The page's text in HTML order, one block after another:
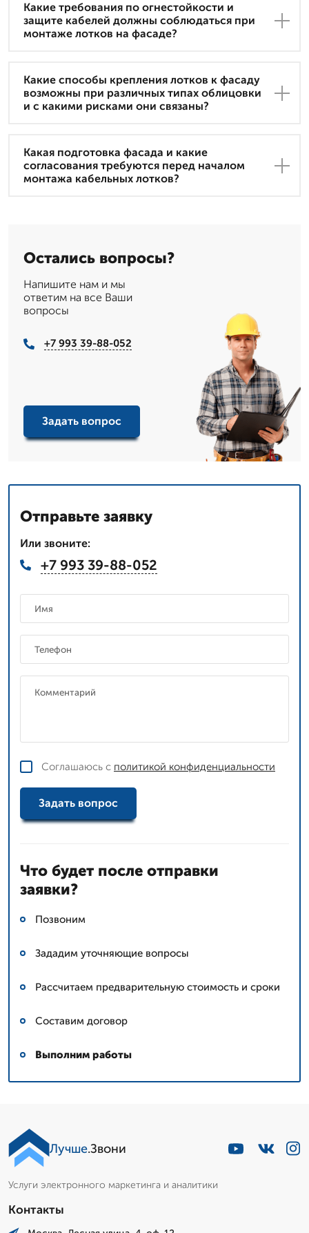
Какие требования по огнестойкости и
защите кабелей должны соблюдаться при
монтаже лотков на фасаде?
Какие способы крепления лотков к фасаду
возможны при различных типах облицовки
и с какими рисками они связаны?
Какая подготовка фасада и какие
согласования требуются перед началом
монтажа кабельных лотков?
Остались вопросы?
Напишите нам и мы
ответим на все Ваши
вопросы
+7 993 39-88-052
Задать вопрос
Отправьте заявку
Или звоните:
+7 993 39-88-052
Соглашаюсь с политикой конфиденциальности
Задать вопрос
Что будет после отправки
заявки?
Позвоним
Зададим уточняющие вопросы
Рассчитаем предварительную стоимость и сроки
Составим договор
Выполним работы
Лучше.Звони
Услуги электронного маркетинга и аналитики
Контакты